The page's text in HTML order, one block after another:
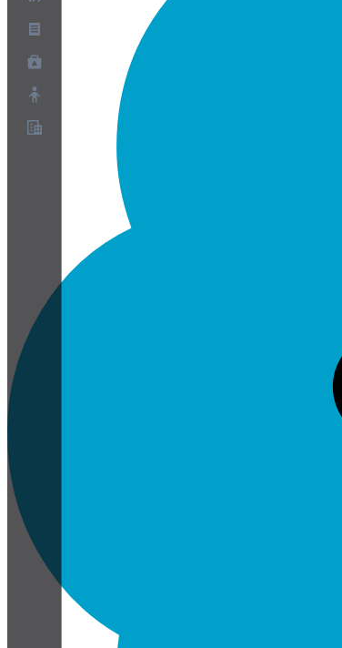
Cookie-instellingen
Whitepaper over beveiliging en privacy